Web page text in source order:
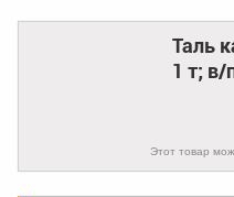
Таль
1 т; в/
Этот товар